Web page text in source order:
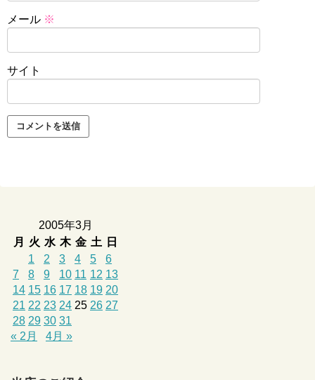
メール ※
サイト
2005年3月
月
火 水 木 金 土
日
1
2 3 4 5
6
7
8 9 10 11 12 13
14 15 16 17 18 19 20
21 22 23 24 25 26 27
28 29 30 31
« 2月
4月 »